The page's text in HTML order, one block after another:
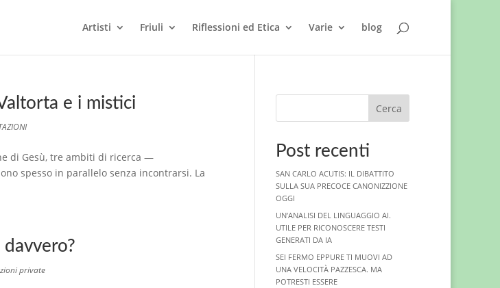
Artisti Friuli Riflessioni ed Etica Varie blog
e i mistici
di Gesù, tre ambiti di ricerca —
spesso in parallelo senza incontrarsi. La
private
Cerca
Post recenti
SAN CARLO ACUTIS: IL DIBATTITO
SULLA SUA PRECOCE CANONIZZIONE
OGGI
UN’ANALISI DEL LINGUAGGIO AI.
UTILE PER RICONOSCERE TESTI
GENERATI DA IA
SEI FERMO EPPURE TI MUOVI AD
UNA VELOCITÀ PAZZESCA. MA
POTRESTI ESSERE